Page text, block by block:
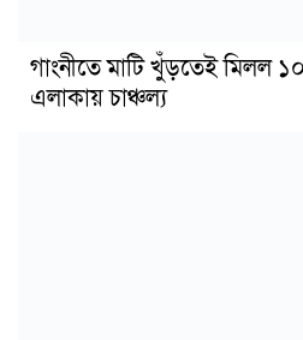
গাংনীতে মাটি খুঁড়তেই মিলল
এলাকায় চাঞ্চল্য